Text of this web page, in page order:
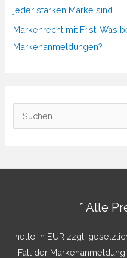
jeder starken Marke sind
Markenrecht mit Frist: Was
Markenanmeldungen?
u
* Alle
netto in EUR zzgl.
Fall der Markenanmeldung